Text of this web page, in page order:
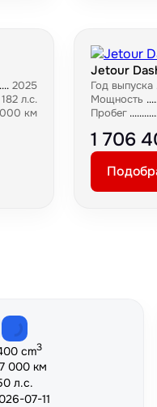
2025
182 л.с.
км
Jetour
Год выпуска
Мощность
Пробег
1 706
cm3
000 км
л.с.
07-11